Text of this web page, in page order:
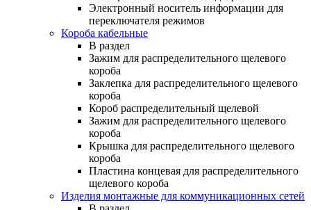
Электронный носитель информации для
переключателя режимов
Короба кабельные
В раздел
Зажим для распределительного щелевого
короба
Заклепка для распределительного щелевого
короба
Короб распределительный щелевой
Зажим для распределительного щелевого
короба
Крышка для распределительного щелевого
короба
Пластина концевая для распределительного
щелевого короба
Изделия монтажные для коммуникационных сетей